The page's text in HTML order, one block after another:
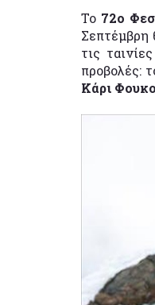
Το 72ο
Σεπτέμβρη
τις
προβολές:
Κάρι